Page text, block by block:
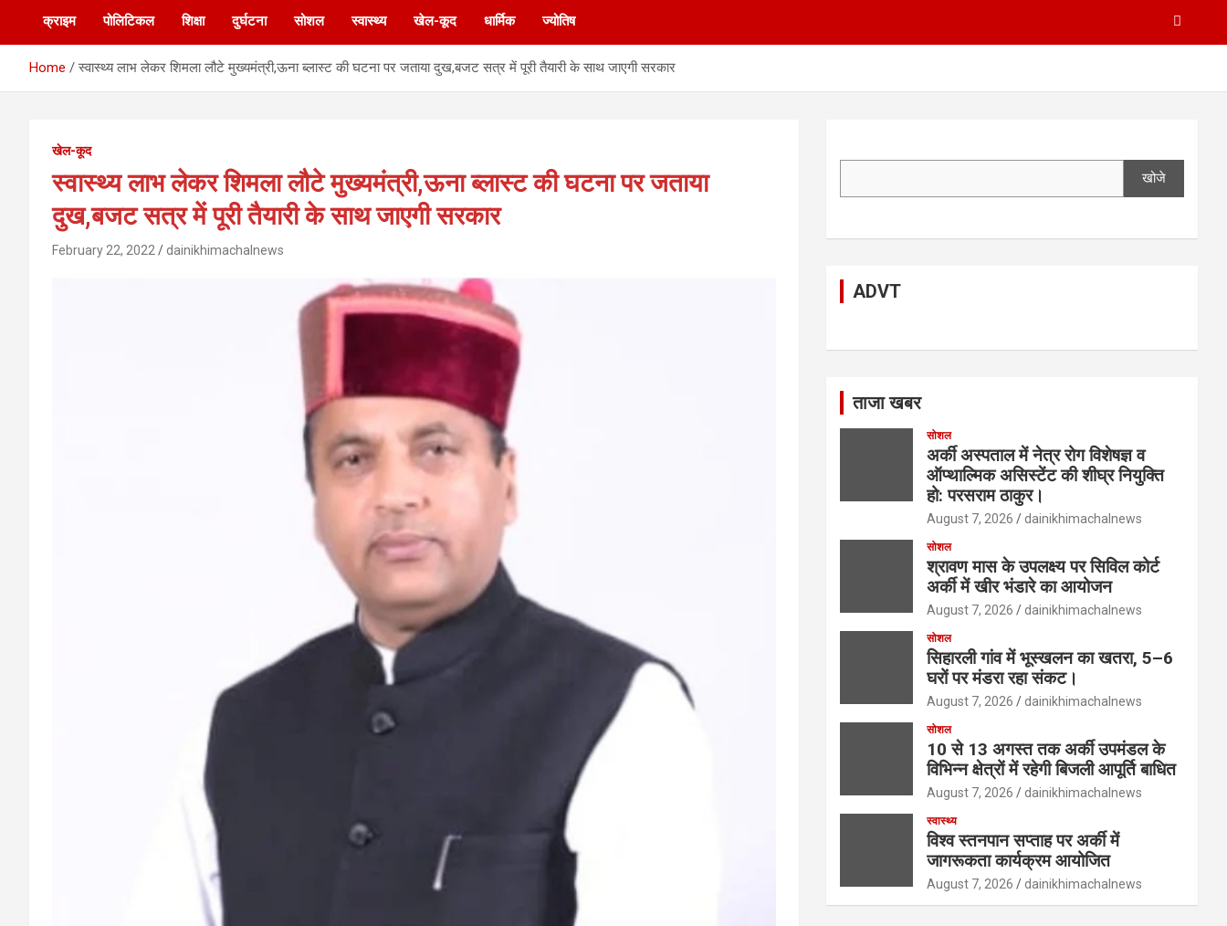
क्राइम पोलिटिकल शिक्षा दुर्घटना सोशल स्वास्थ्य खेल-कूद धार्मिक ज्योतिष
Home स्वास्थ्य लाभ लेकर शिमला लौटे मुख्यमंत्री,ऊना ब्लास्ट की घटना पर जताया दुख,बजट सत्र में पूरी तैयारी के साथ जाएगी सरकार
खेल-कूद
स्वास्थ्य लाभ लेकर शिमला लौटे मुख्यमंत्री,ऊना ब्लास्ट की घटना पर जताया
दुख,बजट सत्र में पूरी तैयारी के साथ जाएगी सरकार
February 22, 2022 dainikhimachalnews
खोजे
ADVT
ताजा खबर
सोशल
अर्की अस्पताल में नेत्र रोग विशेषज्ञ व
ऑप्थाल्मिक असिस्टेंट की शीघ्र नियुक्ति
हो: परसराम ठाकुर।
August 7, 2026 dainikhimachalnews
सोशल
श्रावण मास के उपलक्ष्य पर सिविल कोर्ट
अर्की में खीर भंडारे का आयोजन
August 7, 2026 dainikhimachalnews
सोशल
सिहारली गांव में भूस्खलन का खतरा, 5–6
घरों पर मंडरा रहा संकट।
August 7, 2026 dainikhimachalnews
सोशल
10 से 13 अगस्त तक अर्की उपमंडल के
विभिन्न क्षेत्रों में रहेगी बिजली आपूर्ति बाधित
August 7, 2026 dainikhimachalnews
स्वास्थ्य
विश्व स्तनपान सप्ताह पर अर्की में
जागरूकता कार्यक्रम आयोजित
August 7, 2026 dainikhimachalnews